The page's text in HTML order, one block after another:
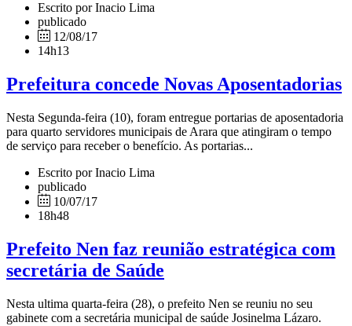
Escrito por Inacio Lima
publicado
12/08/17
14h13
Prefeitura concede Novas Aposentadorias
Nesta Segunda-feira (10), foram entregue portarias de aposentadoria
para quarto servidores municipais de Arara que atingiram o tempo
de serviço para receber o benefício. As portarias...
Escrito por Inacio Lima
publicado
10/07/17
18h48
Prefeito Nen faz reunião estratégica com
secretária de Saúde
Nesta ultima quarta-feira (28), o prefeito Nen se reuniu no seu
gabinete com a secretária municipal de saúde Josinelma Lázaro.